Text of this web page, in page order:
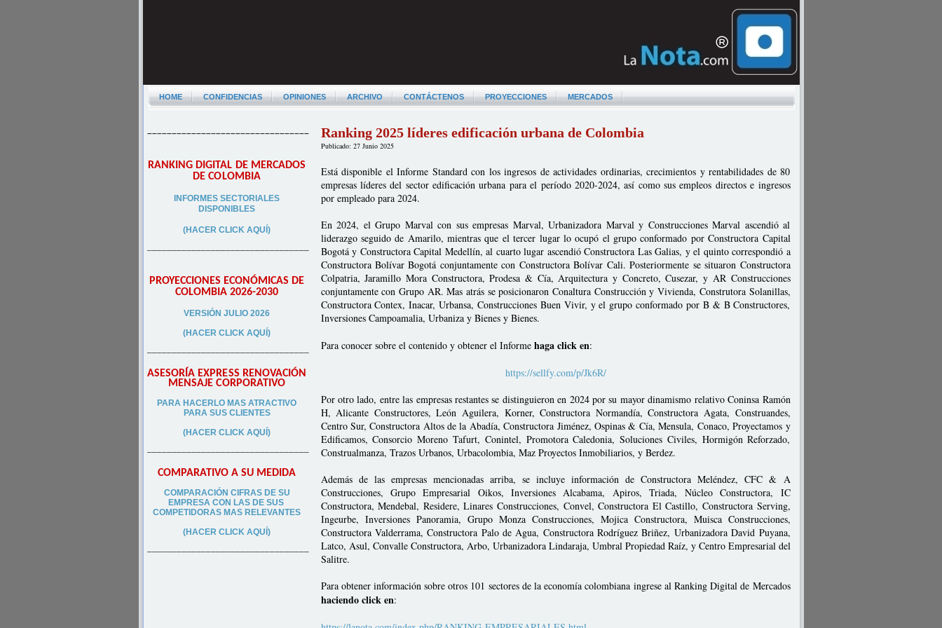
HOME CONFIDENCIAS OPINIONES ARCHIVO CONTÁCTENOS PROYECCIONES MERCADOS
–––––––––––––––––––––––––––––––––
RANKING DIGITAL DE MERCADOS
DE COLOMBIA
INFORMES SECTORIALES
DISPONIBLES
(HACER CLICK AQUÍ)
–––––––––––––––––––––––––––––––––
PROYECCIONES ECONÓMICAS DE
COLOMBIA 2026-2030
VERSIÓN JULIO 2026
(HACER CLICK AQUÍ)
–––––––––––––––––––––––––––––––––
ASESORÍA EXPRESS RENOVACIÓN
MENSAJE CORPORATIVO
PARA HACERLO MAS ATRACTIVO
PARA SUS CLIENTES
(HACER CLICK AQUÍ)
–––––––––––––––––––––––––––––––––
COMPARATIVO A SU MEDIDA
COMPARACIÓN CIFRAS DE SU
EMPRESA CON LAS DE SUS
COMPETIDORAS MAS RELEVANTES
(HACER CLICK AQUÍ)
–––––––––––––––––––––––––––––––––
Ranking 2025 líderes edificación urbana de Colombia
Publicado: 27 Junio 2025
Está disponible el Informe Standard con los ingresos de actividades ordinarias, crecimientos y rentabilidades de 80
empresas líderes del sector edificación urbana para el período 2020-2024, así como sus empleos directos e ingresos
por empleado para 2024.
En 2024, el Grupo Marval con sus empresas Marval, Urbanizadora Marval y Construcciones Marval ascendió al
liderazgo seguido de Amarilo, mientras que el tercer lugar lo ocupó el grupo conformado por Constructora Capital
Bogotá y Constructora Capital Medellín, al cuarto lugar ascendió Constructora Las Galias, y el quinto correspondió a
Constructora Bolívar Bogotá conjuntamente con Constructora Bolívar Cali. Posteriormente se situaron Constructora
Colpatria, Jaramillo Mora Constructora, Prodesa & Cía, Arquitectura y Concreto, Cusezar, y AR Construcciones
conjuntamente con Grupo AR. Mas atrás se posicionaron Conaltura Construcción y Vivienda, Construtora Solanillas,
Constructora Contex, Inacar, Urbansa, Construcciones Buen Vivir, y el grupo conformado por B & B Constructores,
Inversiones Campoamalia, Urbaniza y Bienes y Bienes.
Para conocer sobre el contenido y obtener el Informe haga click en:
https://sellfy.com/p/Jk6R/
Por otro lado, entre las empresas restantes se distinguieron en 2024 por su mayor dinamismo relativo Coninsa Ramón
H, Alicante Constructores, León Aguilera, Korner, Constructora Normandía, Constructora Agata, Construandes,
Centro Sur, Constructora Altos de la Abadía, Constructora Jiménez, Ospinas & Cía, Mensula, Conaco, Proyectamos y
Edificamos, Consorcio Moreno Tafurt, Conintel, Promotora Caledonia, Soluciones Civiles, Hormigón Reforzado,
Construalmanza, Trazos Urbanos, Urbacolombia, Maz Proyectos Inmobiliarios, y Berdez.
Además de las empresas mencionadas arriba, se incluye información de Constructora Meléndez, CFC & A
Construcciones, Grupo Empresarial Oikos, Inversiones Alcabama, Apiros, Triada, Núcleo Constructora, IC
Constructora, Mendebal, Residere, Linares Construcciones, Convel, Constructora El Castillo, Constructora Serving,
Ingeurbe, Inversiones Panoramia, Grupo Monza Construcciones, Mojica Constructora, Muisca Construcciones,
Constructora Valderrama, Constructora Palo de Agua, Constructora Rodríguez Briñez, Urbanizadora David Puyana,
Latco, Asul, Convalle Constructora, Arbo, Urbanizadora Lindaraja, Umbral Propiedad Raíz, y Centro Empresarial del
Salitre.
Para obtener información sobre otros 101 sectores de la economía colombiana ingrese al Ranking Digital de Mercados
haciendo click en: